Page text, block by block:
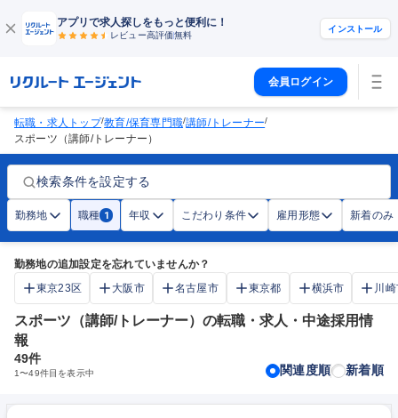
アプリで求人探しをもっと便利に！
レビュー高評価無料
インストール
会員ログイン
転職・求人トップ/教育/保育専門職/講師/トレーナー/
スポーツ（講師/トレーナー）
検索条件を設定する
勤務地 職種 1 年収 こだわり条件 雇用形態 新着のみ
勤務地の追加設定を忘れていませんか？
東京23区
大阪市 名古屋市 東京都 横浜市 川
スポーツ（講師/トレーナー）の転職・求人・中途採用情
報
49件
1〜49件目を表示中 関連度順 新着順